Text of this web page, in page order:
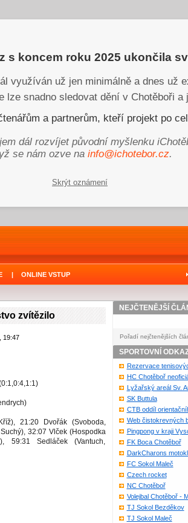
s koncem roku 2025 ukončila
využíván už jen minimálně a dnes už
lze snadno sledovat dění v Chotěboři a
a partnerům, kteří projekt po
dál rozvíjet původní myšlenku
se nám ozve na info@ichotebor.cz.
Skrýt oznámení
| ONLINE VSTUP
zvítězilo
19:47
21:20 Dvořák (Svoboda,
32:07 Vlček (Hospodka
59:31 Sedláček (Vantuch,
NEJČTENĚJŠÍ
Pořadí nejčtenějších
SPORTOVNÍ
Rezervace
HC Chotěboř
Lyžařský areál Sv.
SK Buttula
CTB oddíl
Web čistokrevných
Pingpong v kraji
FK Boca Chotěboř
DarkCharons
FC Sokol Maleč
Czech rocket
NC Chotěboř
Volejbal Chotěboř -
TJ Sokol Bezděkov
TJ Sokol Maleč